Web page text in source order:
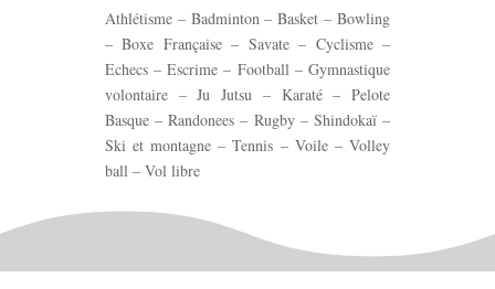
Athlétisme – Badminton – Basket – Bowling
– Boxe Française – Savate – Cyclisme –
Echecs – Escrime – Football – Gymnastique
volontaire – Ju Jutsu – Karaté – Pelote
Basque – Randonees – Rugby – Shindokaï –
Ski et montagne – Tennis – Voile – Volley
ball – Vol libre